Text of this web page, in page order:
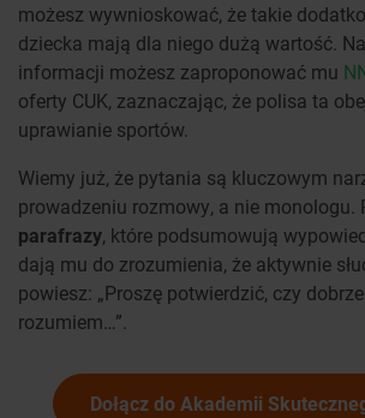
możesz wywnioskować, że takie
dziecka mają dla niego dużą wartość.
informacji możesz zaproponować mu
oferty CUK, zaznaczając, że polisa ta
uprawianie sportów.
Wiemy już, że pytania są kluczowym
prowadzeniu rozmowy, a nie monologu.
parafrazy, które podsumowują
dają mu do zrozumienia, że aktywnie
powiesz: „Proszę potwierdzić, czy
rozumiem…”.
Dołącz do Akademii